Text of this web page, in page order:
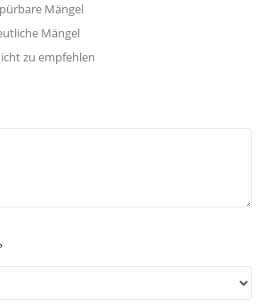
Mängel
Mängel
zu empfehlen